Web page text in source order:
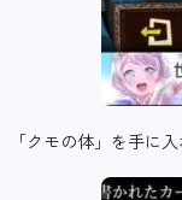
「クモの体」を手に